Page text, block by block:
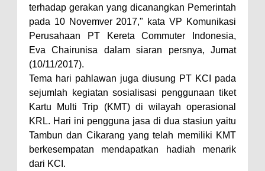
terhadap gerakan yang dicanangkan Pemerintah
pada 10 Novemver 2017," kata VP Komunikasi
Perusahaan PT Kereta Commuter Indonesia,
Eva Chairunisa dalam siaran persnya, Jumat
(10/11/2017).
Tema hari pahlawan juga diusung PT KCI pada
sejumlah kegiatan sosialisasi penggunaan tiket
Kartu Multi Trip (KMT) di wilayah operasional
KRL. Hari ini pengguna jasa di dua stasiun yaitu
Tambun dan Cikarang yang telah memiliki KMT
berkesempatan mendapatkan hadiah menarik
dari KCI.